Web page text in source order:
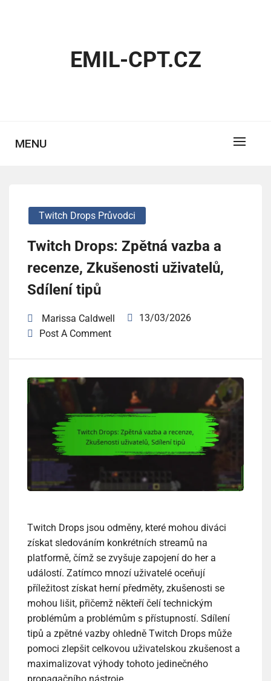
EMIL-CPT.CZ
MENU
Twitch Drops Průvodci
Twitch Drops: Zpětná vazba a
recenze, Zkušenosti uživatelů,
Sdílení tipů
Marissa Caldwell
13/03/2026
Post A Comment
Twitch Drops jsou odměny, které mohou diváci
získat sledováním konkrétních streamů na
platformě, čímž se zvyšuje zapojení do her a
událostí. Zatímco mnozí uživatelé oceňují
příležitost získat herní předměty, zkušenosti se
mohou lišit, přičemž někteří čelí technickým
problémům a problémům s přístupností. Sdílení
tipů a zpětné vazby ohledně Twitch Drops může
pomoci zlepšit celkovou uživatelskou zkušenost a
maximalizovat výhody tohoto jedinečného